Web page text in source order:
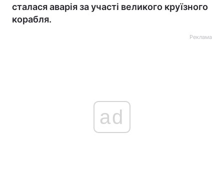
сталася аварія за участі великого круїзного
корабля.
Реклама
ad